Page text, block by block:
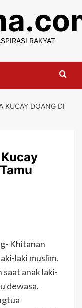
RAKYAT
KUCAY DOANG DI
Khitanan
laki muslim.
saat anak laki-
dewasa,